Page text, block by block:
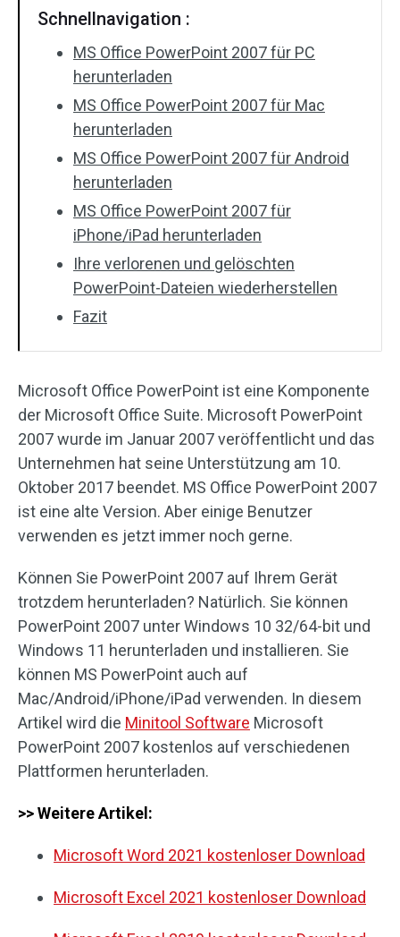
Schnellnavigation :
MS Office PowerPoint 2007 für PC
herunterladen
MS Office PowerPoint 2007 für Mac
herunterladen
MS Office PowerPoint 2007 für Android
herunterladen
MS Office PowerPoint 2007 für
iPhone/iPad herunterladen
Ihre verlorenen und gelöschten
PowerPoint-Dateien wiederherstellen
Fazit
Microsoft Office PowerPoint ist eine Komponente
der Microsoft Office Suite. Microsoft PowerPoint
2007 wurde im Januar 2007 veröffentlicht und das
Unternehmen hat seine Unterstützung am 10.
Oktober 2017 beendet. MS Office PowerPoint 2007
ist eine alte Version. Aber einige Benutzer
verwenden es jetzt immer noch gerne.
Können Sie PowerPoint 2007 auf Ihrem Gerät
trotzdem herunterladen? Natürlich. Sie können
PowerPoint 2007 unter Windows 10 32/64-bit und
Windows 11 herunterladen und installieren. Sie
können MS PowerPoint auch auf
Mac/Android/iPhone/iPad verwenden. In diesem
Artikel wird die Minitool Software Microsoft
PowerPoint 2007 kostenlos auf verschiedenen
Plattformen herunterladen.
>> Weitere Artikel:
Microsoft Word 2021 kostenloser Download
Microsoft Excel 2021 kostenloser Download